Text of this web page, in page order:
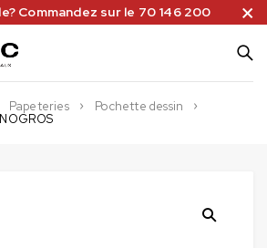
Commandez sur le 70 146 200
Papeteries
Pochette dessin